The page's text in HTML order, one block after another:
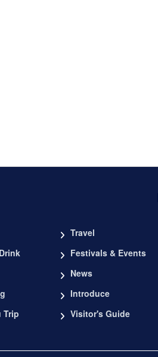
Trip
Travel
Festivals & Events
News
Introduce
Visitor's Guide